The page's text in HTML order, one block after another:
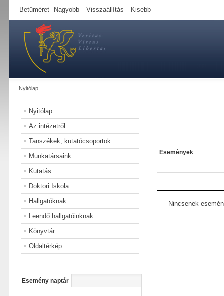
Betűméret Nagyobb Visszaállítás Kisebb
Nyitólap
Nyitólap
Az intézetről
Tanszékek, kutatócsoportok
Munkatársaink
Kutatás
Doktori Iskola
Hallgatóknak
Leendő hallgatóinknak
Könyvtár
Oldaltérkép
Esemény naptár
Események
Nincsenek